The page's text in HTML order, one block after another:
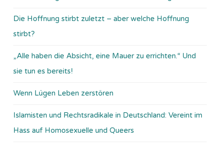
Die Hoffnung stirbt zuletzt – aber welche Hoffnung
stirbt?
„Alle haben die Absicht, eine Mauer zu errichten.“ Und
sie tun es bereits!
Wenn Lügen Leben zerstören
Islamisten und Rechtsradikale in Deutschland: Vereint im
Hass auf Homosexuelle und Queers